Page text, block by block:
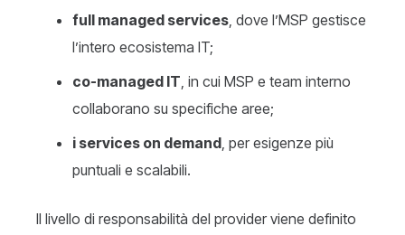
full managed services, dove l’MSP gestisce
l’intero ecosistema IT;
co-managed IT, in cui MSP e team interno
collaborano su specifiche aree;
i services on demand, per esigenze più
puntuali e scalabili.
Il livello di responsabilità del provider viene definito